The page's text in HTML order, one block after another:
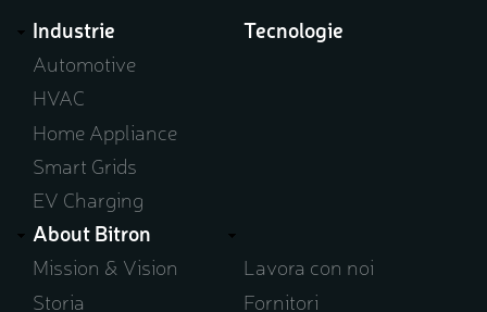
Industrie
Automotive
HVAC
Home Appliance
Smart Grids
EV Charging
Tecnologie
About Bitron
Mission & Vision
Storia
Lavora con noi
Fornitori